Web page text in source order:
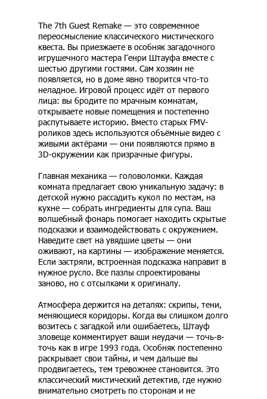
The 7th Guest Remake — это современное
переосмысление классического мистического
квеста. Вы приезжаете в особняк загадочного
игрушечного мастера Генри Штауфа вместе с
шестью другими гостями. Сам хозяин не
появляется, но в доме явно творится что-то
неладное. Игровой процесс идёт от первого
лица: вы бродите по мрачным комнатам,
открываете новые помещения и постепенно
распутываете историю. Вместо старых FMV-
роликов здесь используются объёмные видео с
живыми актёрами — они появляются прямо в
3D-окружении как призрачные фигуры.
Главная механика — головоломки. Каждая
комната предлагает свою уникальную задачу: в
детской нужно рассадить кукол по местам, на
кухне — собрать ингредиенты для супа. Ваш
волшебный фонарь помогает находить скрытые
подсказки и взаимодействовать с окружением.
Наведите свет на увядшие цветы — они
оживают, на картины — изображение меняется.
Если застряли, встроенная подсказка направит в
нужное русло. Все пазлы спроектированы
заново, но с отсылками к оригиналу.
Атмосфера держится на деталях: скрипы, тени,
меняющиеся коридоры. Когда вы слишком долго
возитесь с загадкой или ошибаетесь, Штауф
зловеще комментирует ваши неудачи — точь-в-
точь как в игре 1993 года. Особняк постепенно
раскрывает свои тайны, и чем дальше вы
продвигаетесь, тем тревожнее становится. Это
классический мистический детектив, где нужно
внимательно смотреть по сторонам и не